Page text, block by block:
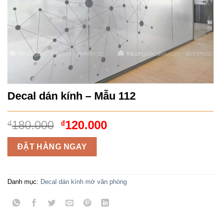
Decal dán kính – Mẫu 112
₫180.000 Giá
gốc
là:
₫180.000.
₫120.000Giá
₫120.000.
ĐẶT HÀNG NGAY
Danh mục: Decal dán kính mờ văn phòng